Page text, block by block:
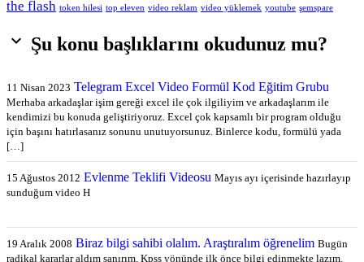
the flash token hilesi top eleven video reklam video yüklemek youtube şemspare
 Şu konu başlıklarını okudunuz mu?
11 Nisan 2023 Telegram Excel Video Formül Kod Eğitim Grubu
Merhaba arkadaşlar işim gereği excel ile çok ilgiliyim ve arkadaşlarım ile
kendimizi bu konuda geliştiriyoruz. Excel çok kapsamlı bir program olduğu
için başını hatırlasanız sonunu unutuyorsunuz. Binlerce kodu, formülü yada
[…]
15 Ağustos 2012 Evlenme Teklifi Videosu Mayıs ayı içerisinde hazırlayıp
sunduğum video H
19 Aralık 2008 Biraz bilgi sahibi olalım. Araştıralım öğrenelim Bugün
radikal kararlar aldım sanırım. Kpss yönünde ilk önce bilgi edinmekte lazım.